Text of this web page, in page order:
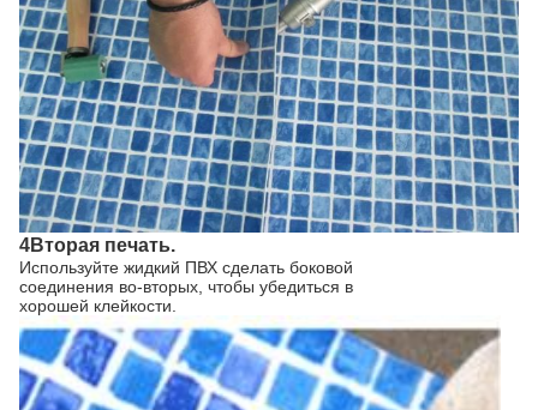
4Вторая печать.
Используйте жидкий ПВХ сделать боковой
соединения во-вторых, чтобы убедиться в
хорошей клейкости.